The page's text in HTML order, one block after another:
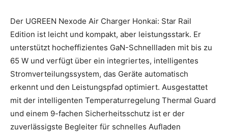
Der UGREEN Nexode Air Charger Honkai: Star Rail
Edition ist leicht und kompakt, aber leistungsstark. Er
unterstützt hocheffizientes GaN-Schnellladen mit bis zu
65 W und verfügt über ein integriertes, intelligentes
Stromverteilungssystem, das Geräte automatisch
erkennt und den Leistungspfad optimiert. Ausgestattet
mit der intelligenten Temperaturregelung Thermal Guard
und einem 9-fachen Sicherheitsschutz ist er der
zuverlässigste Begleiter für schnelles Aufladen